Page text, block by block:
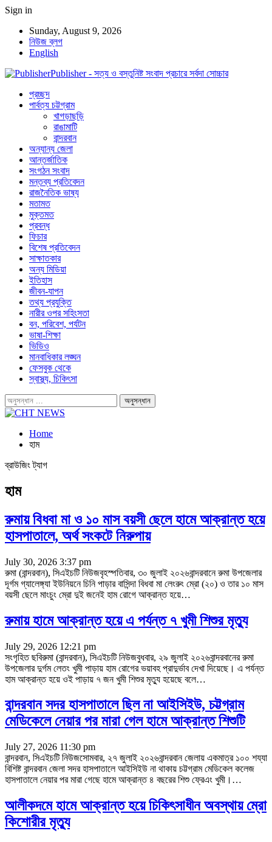
Sign in
Sunday, August 9, 2026
নিউজ ব্লগ
English
Publisher - সত্য ও বস্তুনিষ্ট সংবাদ প্রচারে সর্বদা সোচ্চার
প্রচ্ছদ
পার্বত্য চট্টগ্রাম
খাগড়াছড়ি
রাঙামাটি
বান্দরবান
অন্যান্য জেলা
আন্তর্জাতিক
সংগঠন সংবাদ
মন্তব্য প্রতিবেদন
রাজনৈতিক ভাষ্য
মতামত
মুক্তমত
প্রবন্ধ
ফিচার
বিশেষ প্রতিবেদন
সাক্ষাতকার
অন্য মিডিয়া
ইতিহাস
জীবন-যাপন
তথ্য প্রযুক্তি
নারীর ওপর সহিংসতা
বন, পরিবেশ, পর্যটন
ভাষা-শিক্ষা
ভিডিও
মানবাধিকার লঙ্ঘন
ফেসবুক থেকে
স্বাস্থ্য, চিকিৎসা
Home
হাম
ব্রাউজিং ট্যাগ
হাম
রুমায় বিধবা মা ও ১০ মাস বয়সী ছেলে হামে আক্রান্ত হয়ে
হাসপাতালে, অর্থ সংকটে নিরুপায়
July 30, 2026 3:37 pm
রুমা (বান্দরবান), সিএইচটি নিউজবৃহস্পতিবার, ৩০ জুলাই ২০২৬বান্দরবানে রুমা উপজেলার
দূর্গম গ্যালেঙ্গ্যা ইউনিয়নে চিনি পাড়ার বাসিন্দা বিধবা মা লেংরুং ম্রো (২০) ও তার ১০ মাস
বয়সী ছেলে মাংচুং ম্রো দুই জনেই হাম রোগে আক্রান্ত হয়ে…
রুমায় হামে আক্রান্ত হয়ে এ পর্যন্ত ৭ খুমী শিশুর মৃত্যু
July 29, 2026 12:21 pm
সংগৃহিত ছবিরুমা (বান্দরবান), সিএইচটি নিউজবুধবার, ২৯ জুলাই ২০২৬বান্দরবানের রুমা
উপজেলার দুর্গম লেতং খুমী পাড়ায় হাম রোগের ভয়াবহ প্রাদুর্ভাব দেখা দিয়েছে। এ পর্যন্ত
হাম আক্রান্ত হয়ে ওই পাড়ায় ৭ জন খুমী শিশুর মৃত্যু হয়েছে বলে…
বান্দরবান সদর হাসপাতালে ছিল না আইসিইউ, চট্টগ্রাম
মেডিকেলে নেয়ার পর মারা গেল হামে আক্রান্ত শিশুটি
July 27, 2026 11:30 pm
বান্দরবান, সিএইচটি নিউজসোমবার, ২৭ জুলাই ২০২৬বান্দরবান জেলায় একমাত্র ১০০ শয্যা
বিশিষ্ট বান্দরবান জেলা সদর হাসপাতালে আইসিইউ না থাকায় চট্টগ্রাম মেডিকেল কলেজ
হাসপাতালে নেয়ার পর মারা গেছে হামে আক্রান্ত ৪ বছরের শিশু ফ্রেএং খুমী। …
আলীকদমে হামে আক্রান্ত হয়ে চিকিৎসাধীন অবস্থায় ম্রো
কিশোরীর মৃত্যু